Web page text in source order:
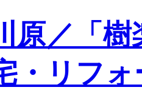
原／「
・リフォ